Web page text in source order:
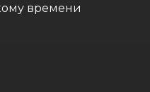
времени